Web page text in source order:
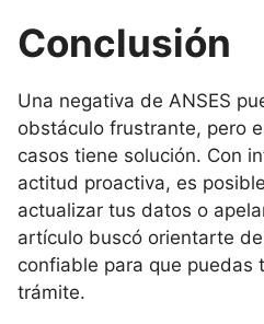
Conclusión
Una negativa de ANSES
obstáculo frustrante, pero
casos tiene solución. Con
actitud proactiva, es
actualizar tus datos o
artículo buscó orientarte
confiable para que puedas
trámite.